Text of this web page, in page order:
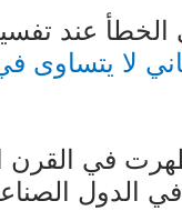
عند
لا يتساوى
ظهرت في القرن
الدول